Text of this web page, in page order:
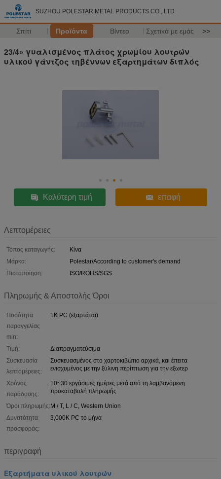
SUZHOU POLESTAR METAL PRODUCTS CO., LTD
Σπίτι Προϊόντα Βίντεο Σχετικά με εμάς >>
23/4» γυαλισμένος πλάτος χρωμίου λουτρών
υλικού γάντζος τηβέννων εξαρτημάτων διπλός
Καλύτερη τιμή επαφή
Λεπτομέρειες
Τόπος καταγωγής:
Κίνα
Μάρκα:
Polestar/According to customer's demand
Πιστοποίηση:
ISO/ROHS/SGS
Πληρωμής & Αποστολής Όροι
Ποσότητα
παραγγελίας
min:
1K PC (εξαρτάται)
Τιμή:
Διαπραγματεύσιμα
Συσκευασία
λεπτομέρειες:
Συσκευασμένος στο χαρτοκιβώτιο αρχικά, και έπειτα
ενισχυμένος με την ξύλινη περίπτωση για την εξωτερ
Χρόνος
παράδοσης:
10~30 εργάσιμες ημέρες μετά από τη λαμβανόμενη
προκαταβολή πληρωμής
Όροι πληρωμής:Μ / Τ, L / C, Western Union
Δυνατότητα
προσφοράς:
3,000K PC το μήνα
περιγραφή
Εξαρτήματα υλικού λουτρών